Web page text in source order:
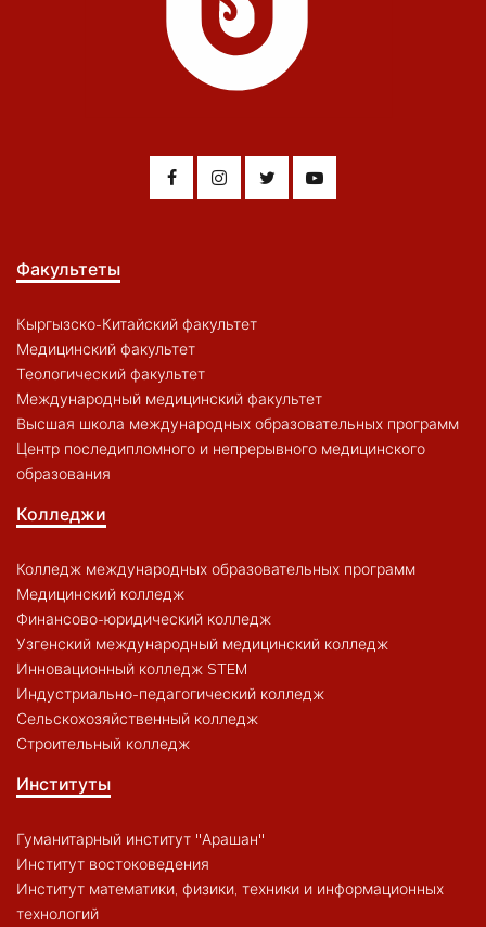
Факультеты
Кыргызско-Китайский факультет
Медицинский факультет
Теологический факультет
Международный медицинский факультет
Высшая школа международных образовательных программ
Центр последипломного и непрерывного медицинского
образования
Колледжи
Колледж международных образовательных программ
Медицинский колледж
Финансово-юридический колледж
Узгенский международный медицинский колледж
Инновационный колледж STEM
Индустриально-педагогический колледж
Сельскохозяйственный колледж
Строительный колледж
Институты
Гуманитарный институт "Арашан"
Институт востоковедения
Институт математики, физики, техники и информационных
технологий